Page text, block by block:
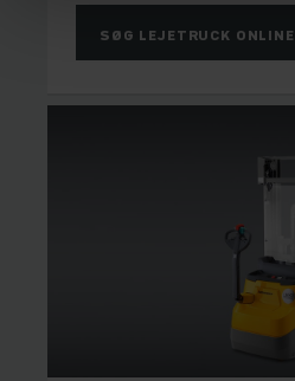
SØG LEJETRUCK ONLINE